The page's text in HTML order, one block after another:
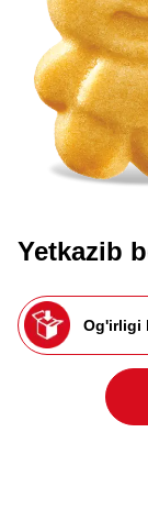
Yetkazib
Og'irligi